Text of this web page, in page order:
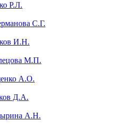
Р.Л.
С.Г.
И.Н.
М.П.
А.О.
Д.А.
А.Н.